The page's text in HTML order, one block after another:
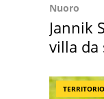
Nuoro
Jannik
villa da
TERRITORIO